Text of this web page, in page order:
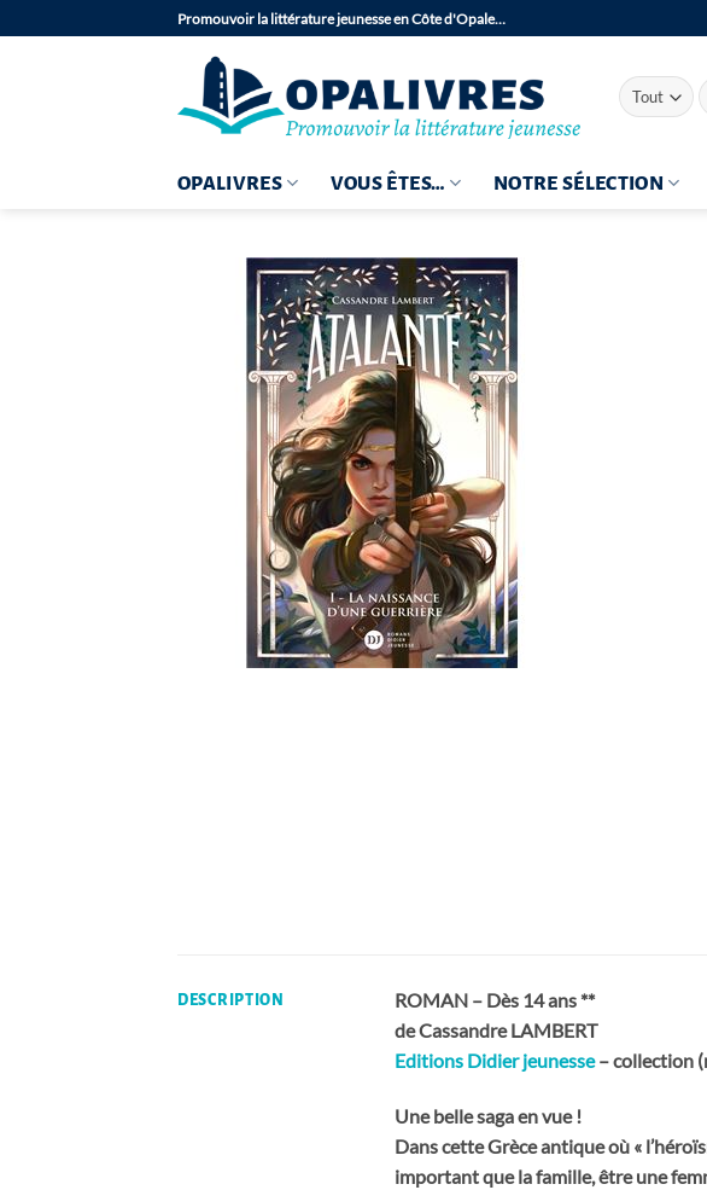
au
Promouvoir la littérature jeunesse en Côte d'Opale…
OPALIVRES VOUS ÊTES… NOTRE SÉLECTION
DESCRIPTION
ROMAN – Dès 14 ans **
de Cassandre LAMBERT
Editions Didier jeunesse– collection
Une belle saga en vue !
Dans cette Grèce antique où «
important que la famille, être une